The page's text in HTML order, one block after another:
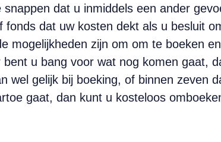
dat u inmiddels een ander
fonds dat uw kosten dekt als u besluit
mogelijkheden zijn om om te boeken
u bang voor wat nog komen gaat,
wel gelijk bij boeking, of binnen zeven
gaat, dan kunt u kosteloos